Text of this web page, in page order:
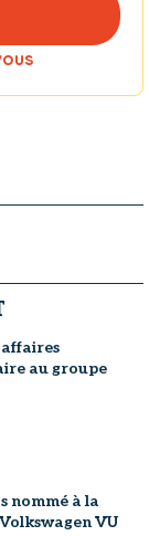
au groupe
nommé à la
VU